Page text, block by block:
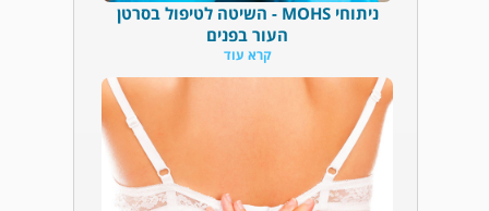
ניתוחי MOHS - השיטה לטיפול בסרטן
העור בפנים
קרא עוד